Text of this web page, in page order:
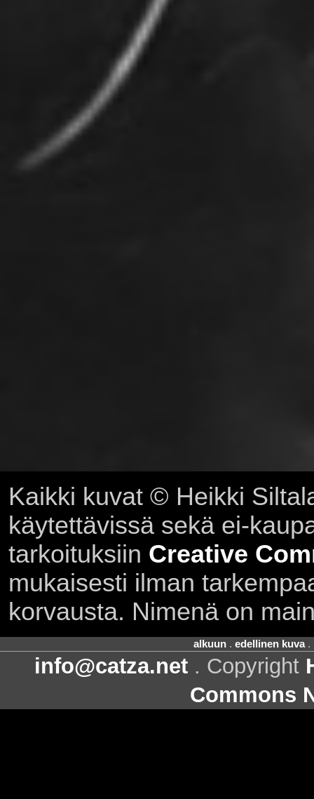
Kaikki kuvat © Heikki
käytettävissä sekä ei-
tarkoituksiin Creative
mukaisesti ilman
korvausta. Nimenä on
alkuun. edellinen kuva.
info@catza.net . Copyright
Commons